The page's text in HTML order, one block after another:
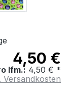
4,50 €
lfm.: 4,50 € *